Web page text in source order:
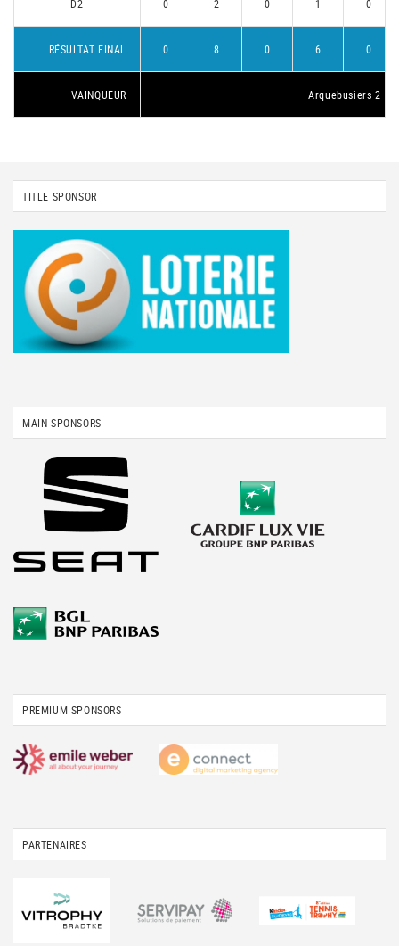
D2 0 2 0 1 0
RÉSULTAT FINAL 0 8 0 6 0
VAINQUEUR Arquebusiers 2
TITLE SPONSOR
MAIN SPONSORS
PREMIUM SPONSORS
PARTENAIRES